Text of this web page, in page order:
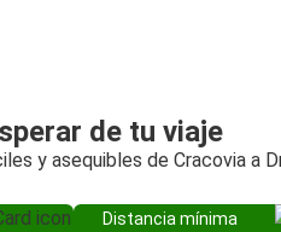
de tu viaje
y asequibles de Cracovia a
Distancia mínima